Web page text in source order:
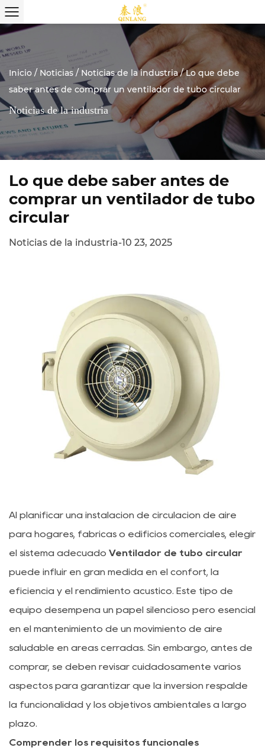
Inicio / Noticias / Noticias de la industria/Lo que debe
saber antes de comprar un ventilador de tubo circular
Noticias de la industria
Lo que debe saber antes de
comprar un ventilador de tubo
circular
Noticias de la industria-10 23, 2025
Al planificar una instalación de circulación de aire
para hogares, fábricas o edificios comerciales, elegir
el sistema adecuado Ventilador de tubo circular
puede influir en gran medida en el confort, la
eficiencia y el rendimiento acústico. Este tipo de
equipo desempeña un papel silencioso pero esencial
en el mantenimiento de un movimiento de aire
saludable en áreas cerradas. Sin embargo, antes de
comprar, se deben revisar cuidadosamente varios
aspectos para garantizar que la inversión respalde
la funcionalidad y los objetivos ambientales a largo
plazo.
Comprender los requisitos funcionales